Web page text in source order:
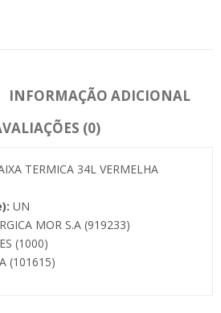
INFORMAÇÃO ADICIONAL
(0)
TERMICA 34L VERMELHA
UN
MOR S.A (919233)
(1000)
(101615)